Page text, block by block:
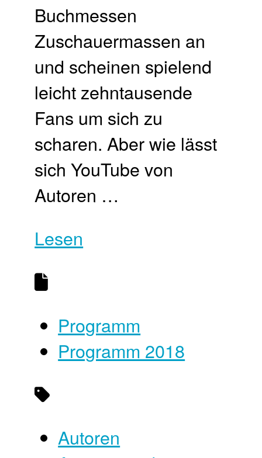
Buchmessen
Zuschauermassen an
und scheinen spielend
leicht zehntausende
Fans um sich zu
scharen. Aber wie lässt
sich YouTube von
Autoren …
Lesen
Programm
Programm 2018
Autoren